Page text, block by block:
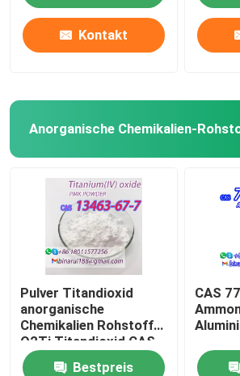
Kontakt
Anorganische Chemikalien-
Pulver Titandioxid
anorganische
Chemikalien Rohstoff
O2Ti Titandioxid CAS
13463-67-7
Bestpreis
CAS